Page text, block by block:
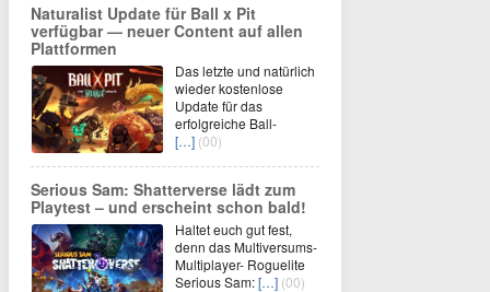
Naturalist Update für Ball x Pit
verfügbar — neuer Content auf allen
Plattformen
Das letzte und natürlich
wieder kostenlose
Update für das
erfolgreiche Ball-
[…] (00)
Serious Sam: Shatterverse lädt zum
Playtest – und erscheint schon bald!
Haltet euch gut fest,
denn das Multiversums-
Multiplayer- Roguelite
Serious Sam:[…] (00)